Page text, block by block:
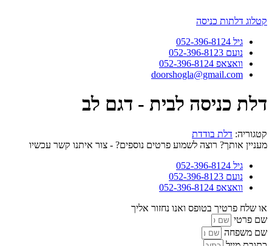
לתוכן
קטלוג דלתות כניסה
גיל 052-396-8124
נועם 052-396-8123
וואצאפ 052-396-8124
doorshogla@gmail.com
דלת כניסה לבית - דגם לב
קטגוריה: דלת בודדת
מעניין אותך? רוצה לשמוע פרטים נוספים? - צור איתנו קשר עכשיו
גיל 052-396-8124
נועם 052-396-8123
וואצאפ 052-396-8124
או שלח פרטיך בטופס ואנו נחזור אליך
שם פרטי
שם משפחה